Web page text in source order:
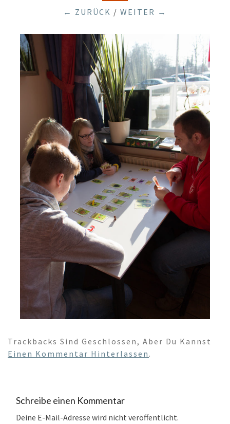
← ZURÜCK / WEITER →
Trackbacks Sind Geschlossen, Aber Du Kannst
Einen Kommentar Hinterlassen .
Schreibe einen Kommentar
Deine E-Mail-Adresse wird nicht veröffentlicht.